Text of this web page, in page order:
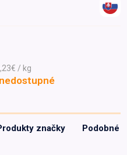
/ kg
značky Podobné